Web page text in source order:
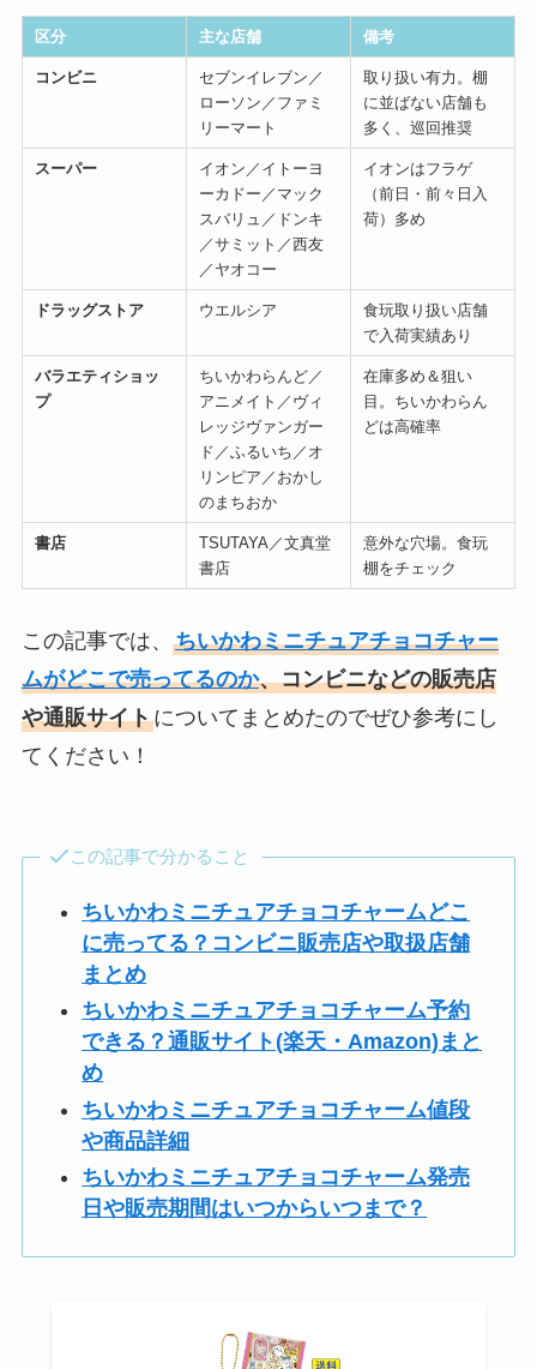
区分 主な店舗 備考
コンビニ
セブンイレブン／
ローソン／ファミ
リーマート
取り扱い有力。棚
に並ばない店舗も
多く、巡回推奨
スーパー
イオン／イトーヨ
ーカドー／マック
スバリュ／ドンキ
／サミット／西友
／ヤオコー
イオンはフラゲ
（前日・前々日入
荷）多め
ドラッグストア ウエルシア
食玩取り扱い店舗
で入荷実績あり
バラエティショッ
プ
ちいかわらんど／
アニメイト／ヴィ
レッジヴァンガー
ド／ふるいち／オ
リンピア／おかし
のまちおか
在庫多め＆狙い
目。ちいかわらん
どは高確率
書店
TSUTAYA／文真堂
書店
意外な穴場。食玩
棚をチェック
この記事では、 ちいかわミニチュアチョコチャー
ムがどこで売ってるのか、コンビニなどの販売店
や通販サイトについてまとめたのでぜひ参考にし
てください！
この記事で分かること
ちいかわミニチュアチョコチャームどこ
に売ってる？コンビニ販売店や取扱店舗
まとめ
ちいかわミニチュアチョコチャーム予約
できる？通販サイト(楽天・Amazon)まと
め
ちいかわミニチュアチョコチャーム値段
や商品詳細
ちいかわミニチュアチョコチャーム発売
日や販売期間はいつからいつまで？